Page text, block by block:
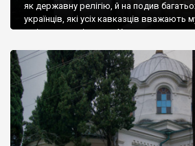
як державну релігію, й на подив
українців, які усіх кавказців вважають
є відданими вірянами Христа